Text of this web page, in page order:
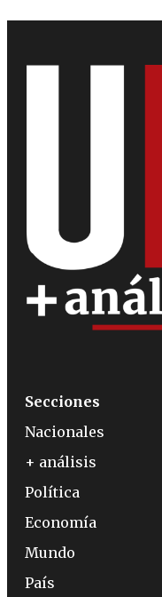
Secciones
Nacionales
+ análisis
Política
Economía
Mundo
País